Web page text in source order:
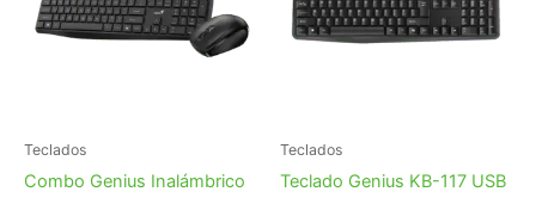
Teclados
Combo Genius Inalámbrico
Teclados
Teclado Genius KB-117 USB